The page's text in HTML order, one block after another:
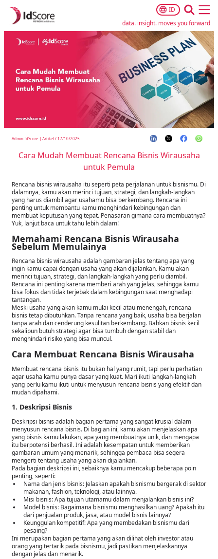
ID
data. insight. moves you forward
Admin IdScore | Artikel/ 17/10/2025
Cara Mudah Membuat Rencana Bisnis Wirausaha
untuk Pemula
Rencana bisnis wirausaha itu seperti peta perjalanan untuk bisnismu. Di
dalamnya, kamu akan merinci tujuan, strategi, dan langkah-langkah
yang harus diambil agar usahamu bisa berkembang. Rencana ini
penting untuk membantu kamu menghindari kebingungan dan
membuat keputusan yang tepat. Penasaran gimana cara membuatnya?
Yuk, lanjut baca untuk tahu lebih dalam!
Memahami Rencana Bisnis Wirausaha
Sebelum Memulainya
Rencana bisnis wirausaha adalah gambaran jelas tentang apa yang
ingin kamu capai dengan usaha yang akan dijalankan. Kamu akan
merinci tujuan, strategi, dan langkah-langkah yang perlu diambil.
Rencana ini penting karena memberi arah yang jelas, sehingga kamu
bisa fokus dan tidak terjebak dalam kebingungan saat menghadapi
tantangan.
Meski usaha yang akan kamu mulai kecil atau menengah, rencana
bisnis tetap dibutuhkan. Tanpa rencana yang baik, usaha bisa berjalan
tanpa arah dan cenderung kesulitan berkembang. Bahkan bisnis kecil
sekalipun butuh strategi agar bisa tumbuh dengan stabil dan
menghindari risiko yang bisa muncul.
Cara Membuat Rencana Bisnis Wirausaha
Membuat rencana bisnis itu bukan hal yang rumit, tapi perlu perhatian
agar usaha kamu punya dasar yang kuat. Mari ikuti langkah-langkah
yang perlu kamu ikuti untuk menyusun rencana bisnis yang efektif dan
mudah dipahami.
1. Deskripsi Bisnis
Deskripsi bisnis adalah bagian pertama yang sangat krusial dalam
menyusun rencana bisnis. Di bagian ini, kamu akan menjelaskan apa
yang bisnis kamu lakukan, apa yang membuatnya unik, dan mengapa
itu berpotensi berhasil. Ini adalah kesempatan untuk memberikan
gambaran umum yang menarik, sehingga pembaca bisa segera
mengerti tentang usaha yang akan dijalankan.
Pada bagian deskripsi ini, sebaiknya kamu mencakup beberapa poin
penting, seperti:
Nama dan jenis bisnis: Jelaskan apakah bisnismu bergerak di sektor
makanan, fashion, teknologi, atau lainnya.
Misi bisnis: Apa tujuan utamamu dalam menjalankan bisnis ini?
Model bisnis: Bagaimana bisnismu menghasilkan uang? Apakah itu
dari penjualan produk, jasa, atau model bisnis lainnya?
Keunggulan kompetitif: Apa yang membedakan bisnismu dari
pesaing?
Ini merupakan bagian pertama yang akan dilihat oleh investor atau
orang yang tertarik pada bisnismu, jadi pastikan menjelaskannya
dengan jelas dan menarik.